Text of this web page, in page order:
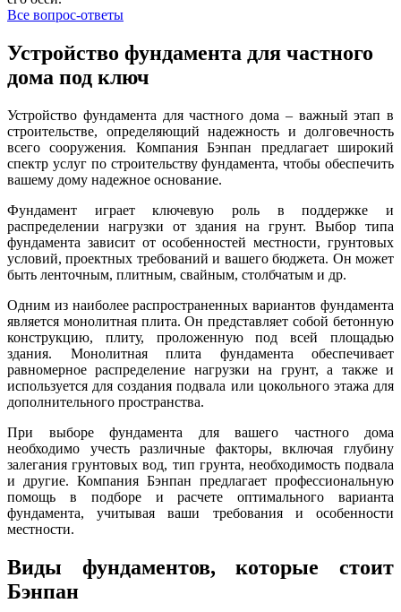
Все вопрос-ответы
Устройство фундамента для частного
дома под ключ
Устройство фундамента для частного дома – важный этап в
строительстве, определяющий надежность и долговечность
всего сооружения. Компания Бэнпан предлагает широкий
спектр услуг по строительству фундамента, чтобы обеспечить
вашему дому надежное основание.
Фундамент играет ключевую роль в поддержке и
распределении нагрузки от здания на грунт. Выбор типа
фундамента зависит от особенностей местности, грунтовых
условий, проектных требований и вашего бюджета. Он может
быть ленточным, плитным, свайным, столбчатым и др.
Одним из наиболее распространенных вариантов фундамента
является монолитная плита. Он представляет собой бетонную
конструкцию, плиту, проложенную под всей площадью
здания. Монолитная плита фундамента обеспечивает
равномерное распределение нагрузки на грунт, а также и
используется для создания подвала или цокольного этажа для
дополнительного пространства.
При выборе фундамента для вашего частного дома
необходимо учесть различные факторы, включая глубину
залегания грунтовых вод, тип грунта, необходимость подвала
и другие. Компания Бэнпан предлагает профессиональную
помощь в подборе и расчете оптимального варианта
фундамента, учитывая ваши требования и особенности
местности.
Виды фундаментов, которые стоит
Бэнпан